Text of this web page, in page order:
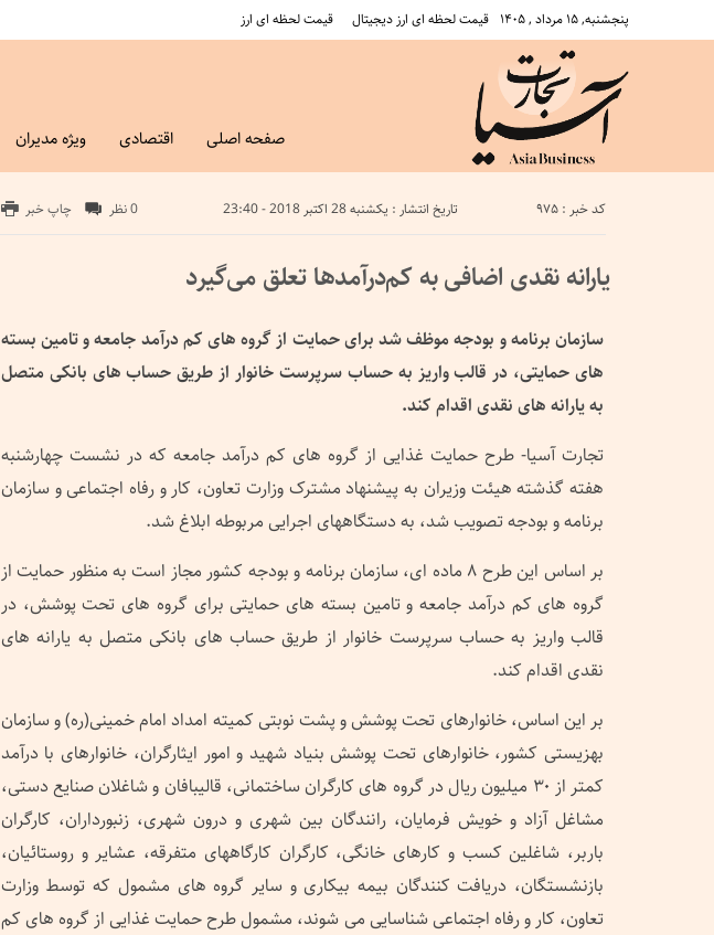
پنجشنبه, ۱۵ مرداد , ۱۴۰۵ قیمت لحظه ای ارز دیجیتال قیمت لحظه ای ارز
صفحه اصلی اقتصادی ویژه مدیران
تاریخ انتشار : یکشنبه 28 اکتبر 2018 - 23:40 کد خبر : 975 چاپ خبر 0 نظر
یارانه نقدی اضافی به کم‌درآمدها تعلق می‌گیرد
سازمان برنامه و بودجه موظف شد برای حمایت از گروه های کم درآمد جامعه و تامین بسته
های حمایتی، در قالب واریز به حساب سرپرست خانوار از طریق حساب های بانکی متصل
به یارانه های نقدی اقدام کند.
تجارت آسیا- طرح حمایت غذایی از گروه های کم درآمد جامعه که در نشست چهارشنبه
هفته گذشته هیئت وزیران به پیشنهاد مشترک وزارت تعاون، کار و رفاه اجتماعی و سازمان
برنامه و بودجه تصویب شد، به دستگاههای اجرایی مربوطه ابلاغ شد.
بر اساس این طرح ۸ ماده ای، سازمان برنامه و بودجه کشور مجاز است به منظور حمایت از
گروه های کم درآمد جامعه و تامین بسته های حمایتی برای گروه های تحت پوشش، در
قالب واریز به حساب سرپرست خانوار از طریق حساب های بانکی متصل به یارانه های
نقدی اقدام کند.
بر این اساس، خانوارهای تحت پوشش و پشت نوبتی کمیته امداد امام خمینی(ره) و سازمان
بهزیستی کشور، خانوارهای تحت پوشش بنیاد شهید و امور ایثارگران، خانوارهای با درآمد
کمتر از ۳۰ میلیون ریال در گروه های کارگران ساختمانی، قالیبافان و شاغلان صنایع دستی،
مشاغل آزاد و خویش فرمایان، رانندگان بین شهری و درون شهری، زنبورداران، کارگران
باربر، شاغلین کسب و کارهای خانگی، کارگران کارگاههای متفرقه، عشایر و روستائیان،
بازنشستگان، دریافت کنندگان بیمه بیکاری و سایر گروه های مشمول که توسط وزارت
تعاون، کار و رفاه اجتماعی شناسایی می شوند، مشمول طرح حمایت غذایی از گروه های کم